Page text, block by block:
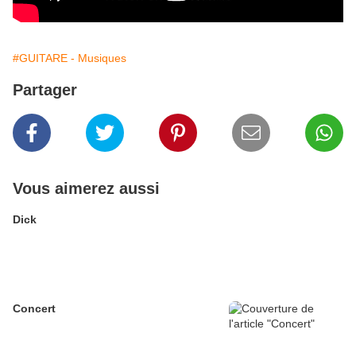
#GUITARE - Musiques
Partager
Vous aimerez aussi
Dick
Concert